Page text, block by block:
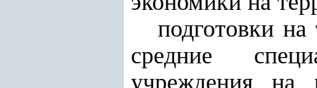
подготовки
средние
учреждения на